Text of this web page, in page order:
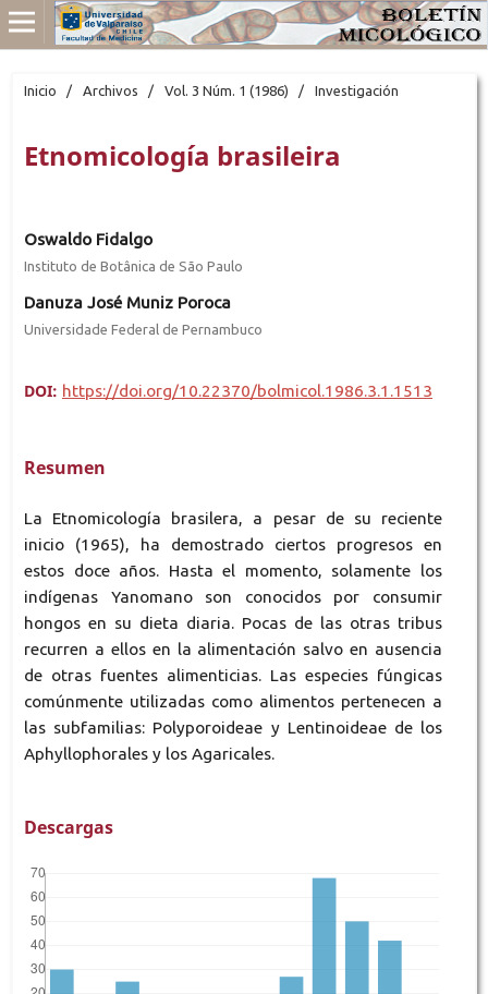
Inicio / Archivos / Vol. 3 Núm. 1 (1986) / Investigación
Etnomicología brasileira
Oswaldo Fidalgo
Instituto de Botânica de São Paulo
Danuza José Muniz Poroca
Universidade Federal de Pernambuco
DOI: https://doi.org/10.22370/bolmicol.1986.3.1.1513
Resumen
La Etnomicología brasilera, a pesar de su reciente
inicio (1965), ha demostrado ciertos progresos en
estos doce años. Hasta el momento, solamente los
indígenas Yanomano son conocidos por consumir
hongos en su dieta diaria. Pocas de las otras tribus
recurren a ellos en la alimentación salvo en ausencia
de otras fuentes alimenticias. Las especies fúngicas
comúnmente utilizadas como alimentos pertenecen a
las subfamilias: Polyporoideae y Lentinoideae de los
Aphyllophorales y los Agaricales.
Descargas